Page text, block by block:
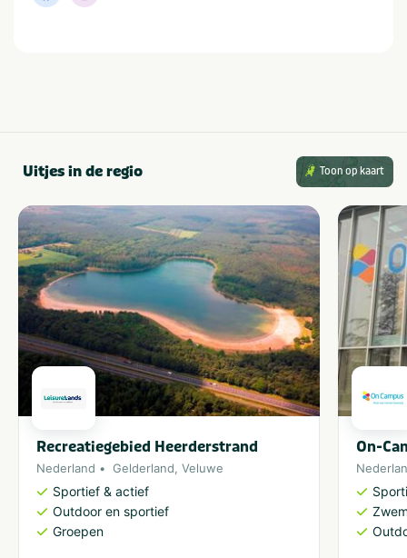
Uitjes in de regio Toon op kaart
Recreatiegebied Heerderstrand
Nederland Gelderland, Veluwe
Sportief & actief
Outdoor en sportief
Groepen
On-